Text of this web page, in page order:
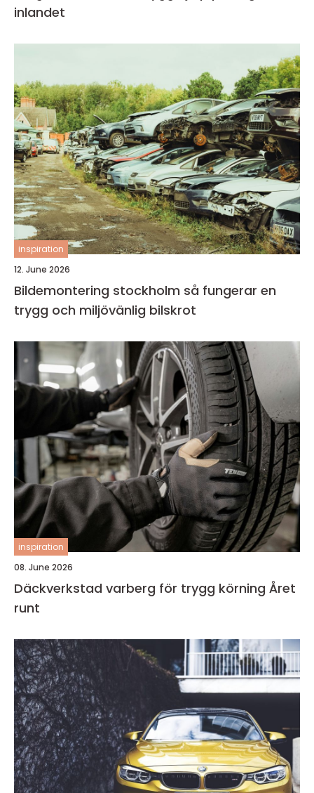
inlandet
inspiration
12. June 2026
Bildemontering stockholm så fungerar en
trygg och miljövänlig bilskrot
inspiration
08. June 2026
Däckverkstad varberg för trygg körning Året
runt